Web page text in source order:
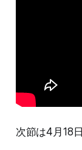
次節は4月18